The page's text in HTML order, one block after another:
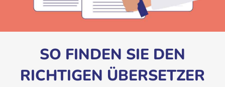
SO FINDEN SIE DEN
RICHTIGEN ÜBERSETZER